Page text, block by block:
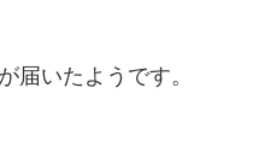
届いたようです。